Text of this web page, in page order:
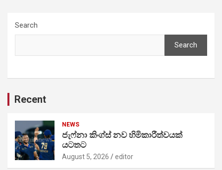
Search
Search
Recent
NEWS
ජැෆ්නා කිංග්ස් නව හිමිකාරීත්වයක්
යටතට
August 5, 2026 editor